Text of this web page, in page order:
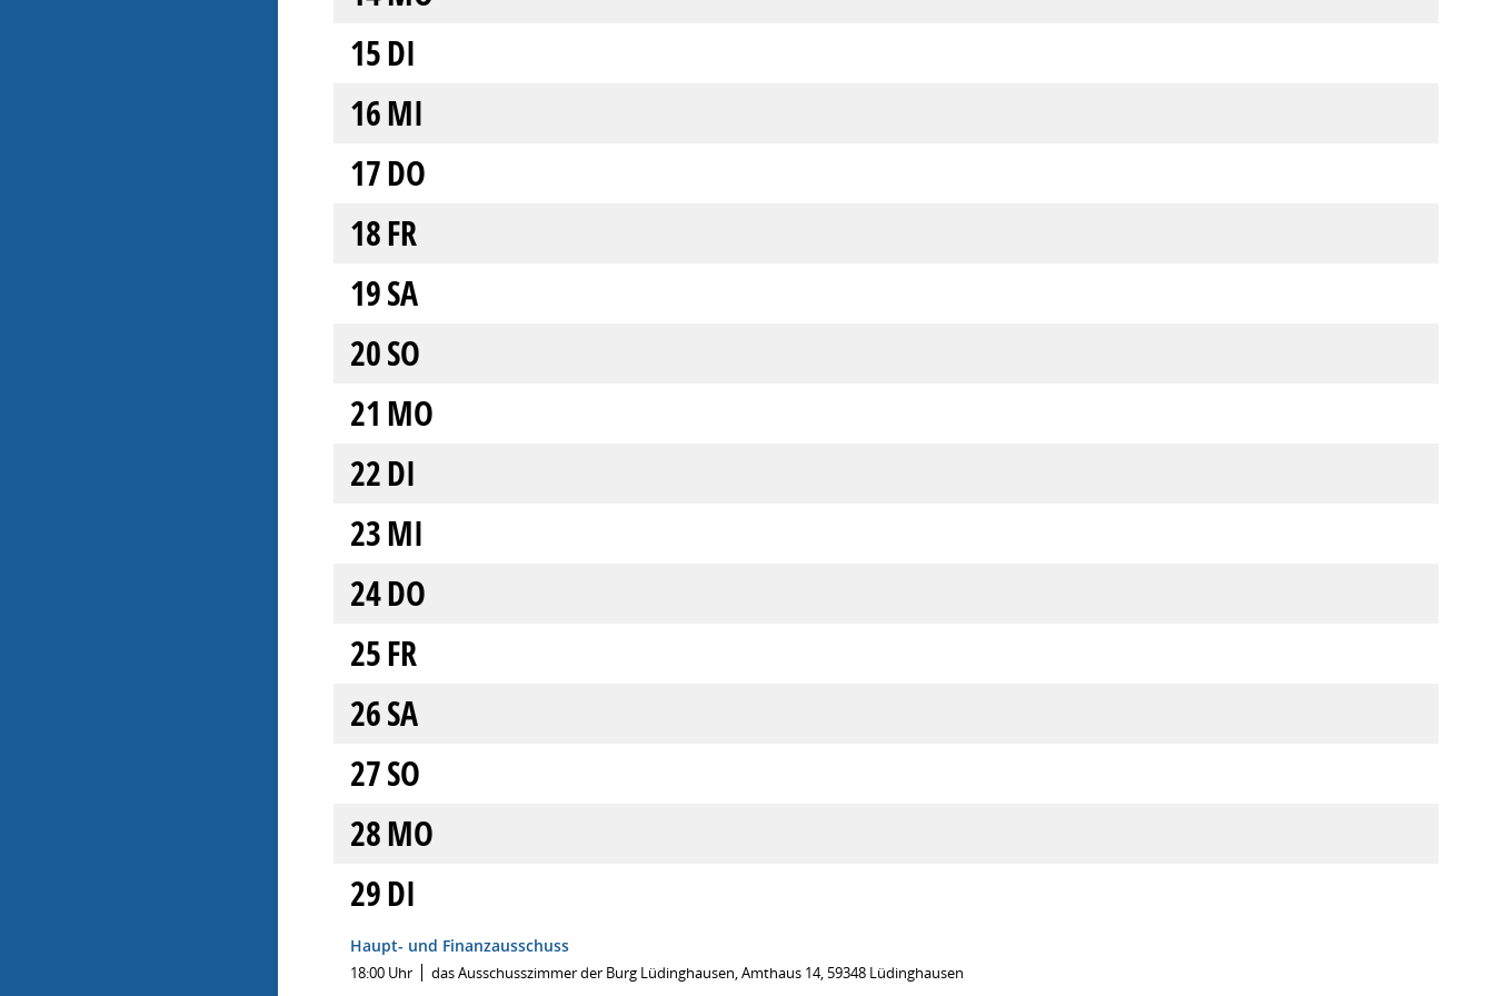
15DI
16MI
17DO
18FR
19SA
20SO
21 MO
22DI
23MI
24DO
25FR
26SA
27SO
28MO
29DI
Haupt- und Finanzausschuss
18:00 Uhr das Ausschusszimmer der Burg Lüdinghausen, Amthaus 14, 59348 Lüdinghausen